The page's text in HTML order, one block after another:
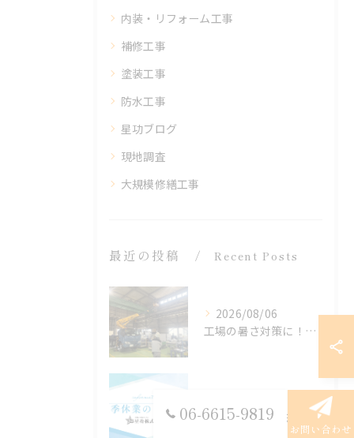
内装・リフォーム工事
補修工事
塗装工事
防水工事
星功ブログ
現地調査
大規模修繕工事
最近の投稿 Recent Posts
2026/08/06
工場の暑さ対策に！遮熱塗料「アドクールAQUA」施工前の温度測定を設置
06-6615-9819
お問い合わせ